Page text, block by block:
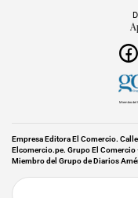
Miembro del
Empresa Editora El Comercio.
Elcomercio.pe. Grupo El
Miembro del Grupo de Diarios